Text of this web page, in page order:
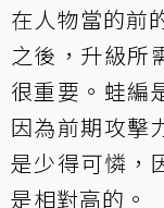
在人物當的前
之後，升級所
很重要。蛙編
因為前期攻擊
是少得可憐，
是相對高的。